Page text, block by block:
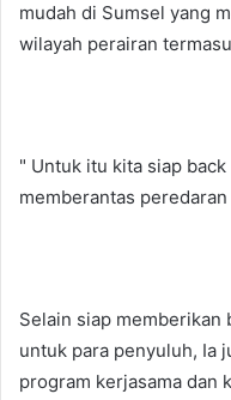
mudah di Sumsel yang
wilayah perairan
" Untuk itu kita siap
memberantas
Selain siap memberikan
untuk para penyuluh, Ia
program kerjasama dan